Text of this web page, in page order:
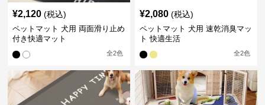
¥2,120 (税込)
ペットマット 犬用 両面滑り止め
付き快適マット
全2色
¥2,080 (税込)
ペットマット 犬用 速乾消臭マッ
ト 快適生活
全2色